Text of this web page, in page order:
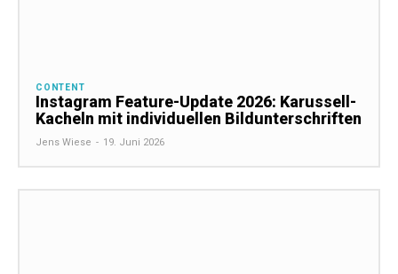
CONTENT
Instagram Feature-Update 2026: Karussell-
Kacheln mit individuellen Bildunterschriften
Jens Wiese - 19. Juni 2026